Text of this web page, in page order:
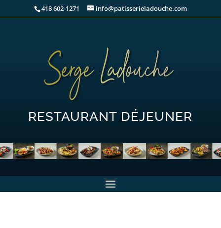
418 602-1271 info@patisserieladouche.com
RESTAURANT DÉJEUNER